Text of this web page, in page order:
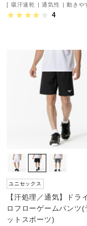
直営店一覧
取扱店一覧
吸汗速乾 通気性 動きや
4
ユニセックス
【汗処理／通気】ドラ
ロフローゲームパンツ(
ットスポーツ)